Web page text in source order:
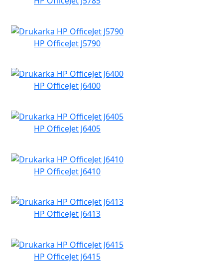
HP OfficeJet J5790
HP OfficeJet J6400
HP OfficeJet J6405
HP OfficeJet J6410
HP OfficeJet J6413
HP OfficeJet J6415